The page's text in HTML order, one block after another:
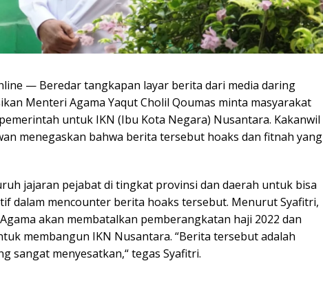
— Beredar tangkapan layar berita dari media daring
Menteri Agama Yaqut Cholil Qoumas minta masyarakat
untuk IKN (Ibu Kota Negara) Nusantara. Kakanwil
menegaskan bahwa berita tersebut hoaks dan fitnah yang
jajaran pejabat di tingkat provinsi dan daerah untuk bisa
dalam mencounter berita hoaks tersebut. Menurut Syafitri,
akan membatalkan pemberangkatan haji 2022 dan
membangun IKN Nusantara. “Berita tersebut adalah
sangat menyesatkan,“ tegas Syafitri.